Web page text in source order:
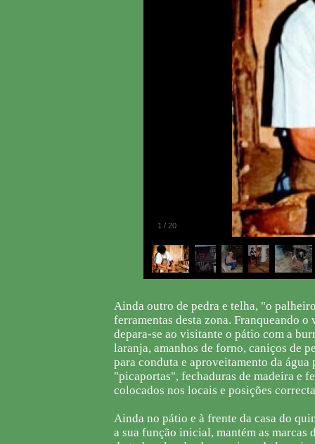
1 / 20
Ainda outro de pedra e telha, "o
ferramentas desta zona. Franqueando
depara-se ao visitante o pátio com a
laranja, amanhos de forno, caniços de
para conduta e aproveitamento da água
"picaportas", fechaduras de madeira e
colocados nos locais e posições
Ainda no pátio e à frente da casa do
a sua função inicial, mantém as marcas